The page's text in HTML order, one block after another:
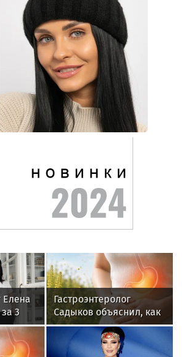
Елена
3
Гастроэнтеролог
Садыков объяснил, как
амброзия может влиять
на ЖКТ